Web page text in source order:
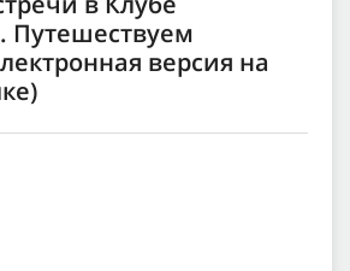
Путешествуем
версия на